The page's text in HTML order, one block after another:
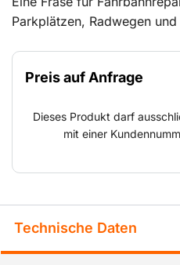
Parkplätzen, Radwegen
Parkplätzen, zur Reparatur
beschädigten Fahrbahnen,
Frästrommel ist das
das wichtigste
wird Ihnen zusätzlich zur
Preis auf Anfrage
Dieses Produkt darf
mit einer
Technische Daten